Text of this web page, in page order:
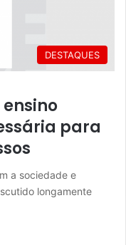
DESTAQUES
ensino
para
a sociedade e
longamente